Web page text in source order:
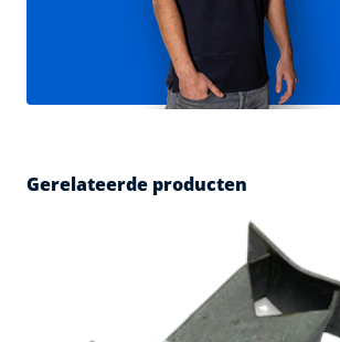
Gerelateerde producten